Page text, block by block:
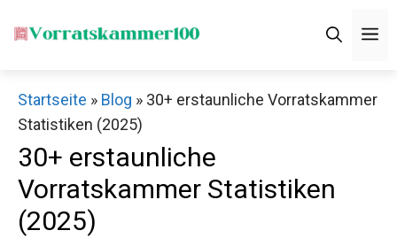
Inhalt
Startseite » Blog » 30+ erstaunliche Vorratskammer
Statistiken (2025)
30+ erstaunliche
Vorratskammer Statistiken
(2025)